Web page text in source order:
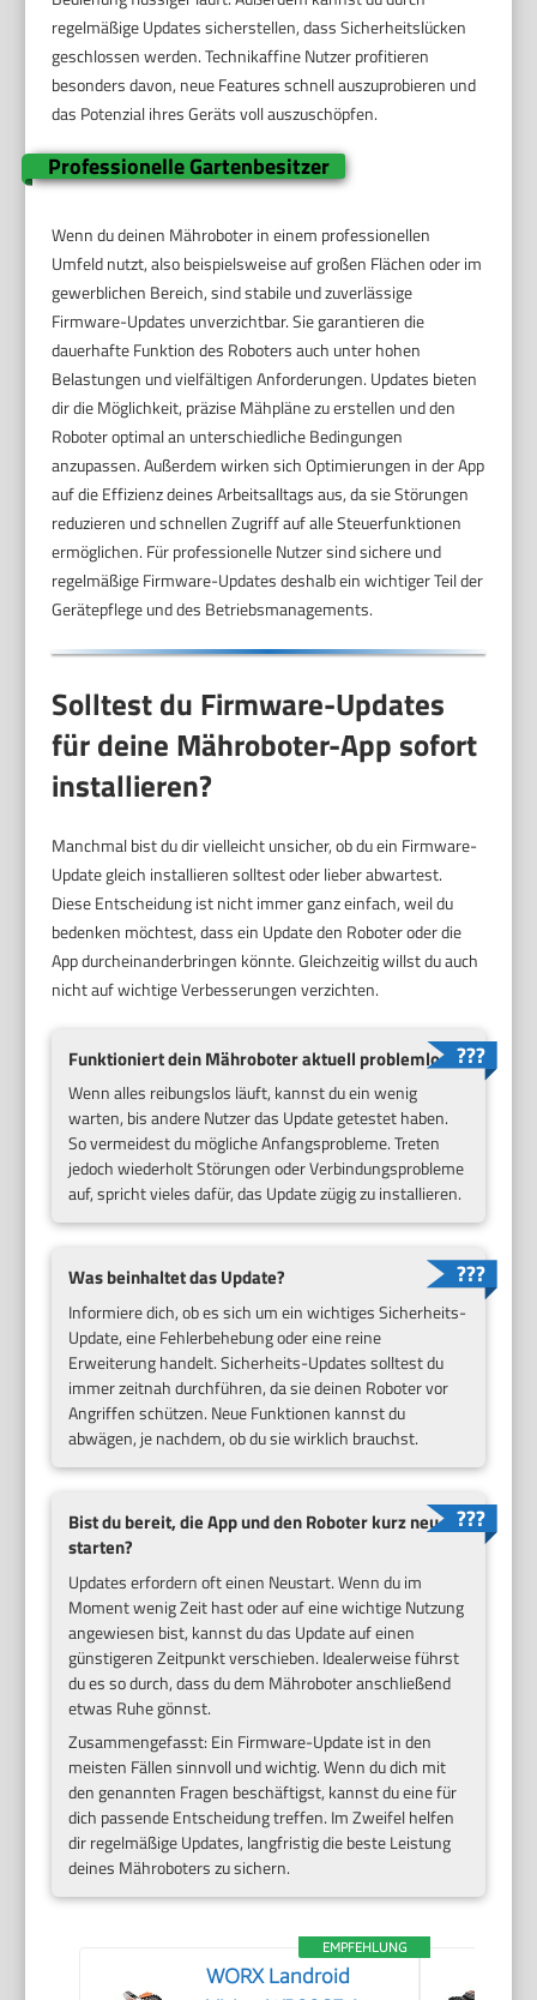
regelmäßige Updates sicherstellen, dass Sicherheitslücken
geschlossen werden. Technikaffine Nutzer profitieren
besonders davon, neue Features schnell auszuprobieren und
das Potenzial ihres Geräts voll auszuschöpfen.
Professionelle Gartenbesitzer
Wenn du deinen Mähroboter in einem professionellen
Umfeld nutzt, also beispielsweise auf großen Flächen oder im
gewerblichen Bereich, sind stabile und zuverlässige
Firmware-Updates unverzichtbar. Sie garantieren die
dauerhafte Funktion des Roboters auch unter hohen
Belastungen und vielfältigen Anforderungen. Updates bieten
dir die Möglichkeit, präzise Mähpläne zu erstellen und den
Roboter optimal an unterschiedliche Bedingungen
anzupassen. Außerdem wirken sich Optimierungen in der App
auf die Effizienz deines Arbeitsalltags aus, da sie Störungen
reduzieren und schnellen Zugriff auf alle Steuerfunktionen
ermöglichen. Für professionelle Nutzer sind sichere und
regelmäßige Firmware-Updates deshalb ein wichtiger Teil der
Gerätepflege und des Betriebsmanagements.
Solltest du Firmware-Updates
für deine Mähroboter-App sofort
installieren?
Manchmal bist du dir vielleicht unsicher, ob du ein Firmware-
Update gleich installieren solltest oder lieber abwartest.
Diese Entscheidung ist nicht immer ganz einfach, weil du
bedenken möchtest, dass ein Update den Roboter oder die
App durcheinanderbringen könnte. Gleichzeitig willst du auch
nicht auf wichtige Verbesserungen verzichten.
Funktioniert dein Mähroboter aktuell problemlos?
Wenn alles reibungslos läuft, kannst du ein wenig
warten, bis andere Nutzer das Update getestet haben.
So vermeidest du mögliche Anfangsprobleme. Treten
jedoch wiederholt Störungen oder Verbindungsprobleme
auf, spricht vieles dafür, das Update zügig zu installieren.
Was beinhaltet das Update?
Informiere dich, ob es sich um ein wichtiges Sicherheits-
Update, eine Fehlerbehebung oder eine reine
Erweiterung handelt. Sicherheits-Updates solltest du
immer zeitnah durchführen, da sie deinen Roboter vor
Angriffen schützen. Neue Funktionen kannst du
abwägen, je nachdem, ob du sie wirklich brauchst.
Bist du bereit, die App und den Roboter kurz neu zu
starten?
Updates erfordern oft einen Neustart. Wenn du im
Moment wenig Zeit hast oder auf eine wichtige Nutzung
angewiesen bist, kannst du das Update auf einen
günstigeren Zeitpunkt verschieben. Idealerweise führst
du es so durch, dass du dem Mähroboter anschließend
etwas Ruhe gönnst.
Zusammengefasst: Ein Firmware-Update ist in den
meisten Fällen sinnvoll und wichtig. Wenn du dich mit
den genannten Fragen beschäftigst, kannst du eine für
dich passende Entscheidung treffen. Im Zweifel helfen
dir regelmäßige Updates, langfristig die beste Leistung
deines Mähroboters zu sichern.
EMPFEHLUNG
WORX Landroid